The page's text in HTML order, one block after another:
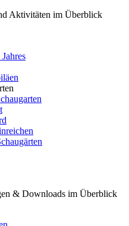
Aktivitäten im Überblick
& Downloads im Überblick